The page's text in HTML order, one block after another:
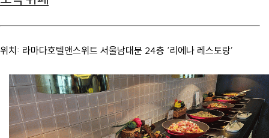
프로모션
위치: 라마다호텔앤스위트 서울남대문 24층 ‘리에나 레스토랑’